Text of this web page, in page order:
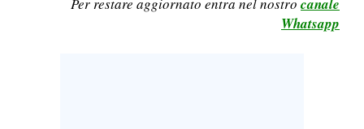
SPORT IN SARDEGNA
Whatsapp